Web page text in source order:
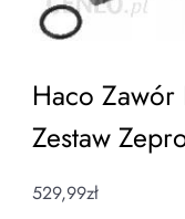
Haco Zawór
Zestaw
529,99zł